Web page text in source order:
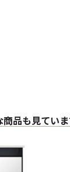
品も見てい